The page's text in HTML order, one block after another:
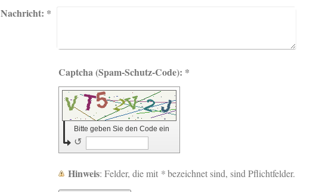
Nachricht: *
Captcha (Spam-Schutz-Code): *
Bitte geben Sie den Code ein
↺
Hinweis : Felder, die mit *bezeichnet sind, sind Pflichtfelder.